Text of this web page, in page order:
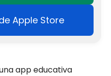
Apple Store
app educativa